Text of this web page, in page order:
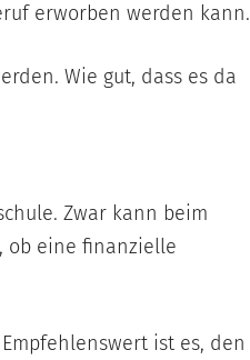
erworben werden kann.
Wie gut, dass es da
Zwar kann beim
ob eine finanzielle
ist es, den